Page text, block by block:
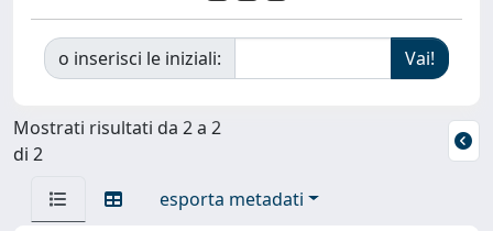
o inserisci le iniziali:
Mostrati risultati da 2 a 2
di 2
esporta metadati